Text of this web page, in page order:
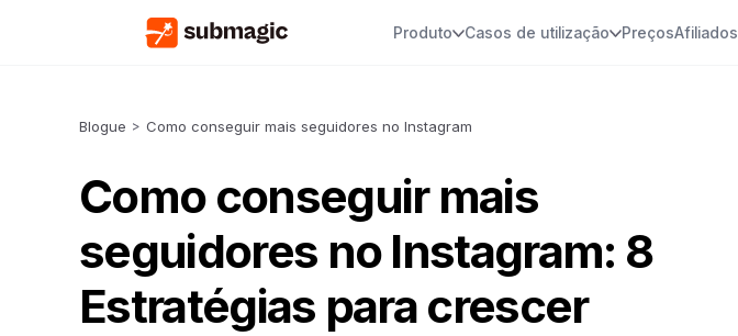
Produto Casos de utilização PreçosAfiliados
Blogue > Como conseguir mais seguidores no Instagram
Como conseguir mais
seguidores no Instagram: 8
Estratégias para crescer